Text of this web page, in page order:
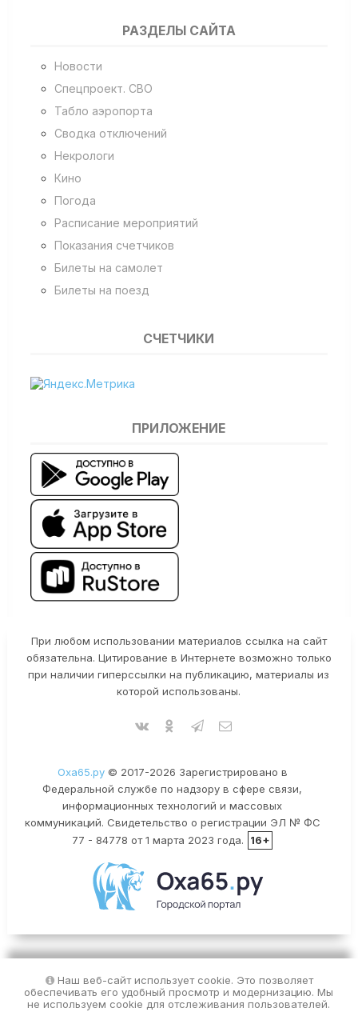
РАЗДЕЛЫ САЙТА
Новости
Спецпроект. СВО
Табло аэропорта
Сводка отключений
Некрологи
Кино
Погода
Расписание мероприятий
Показания счетчиков
Билеты на самолет
Билеты на поезд
СЧЕТЧИКИ
ПРИЛОЖЕНИЕ
При любом использовании материалов ссылка на сайт
обязательна. Цитирование в Интернете возможно только
при наличии гиперссылки на публикацию, материалы из
которой использованы.
Оха65.ру© 2017-2026 Зарегистрировано в
Федеральной службе по надзору в сфере связи,
информационных технологий и массовых
коммуникаций. Свидетельство о регистрации ЭЛ № ФС
77 - 84778 от 1 марта 2023 года.
16+
Наш веб-сайт использует cookie. Это позволяет
обеспечивать его удобный просмотр и модернизацию. Мы
не используем cookie для отслеживания пользователей.